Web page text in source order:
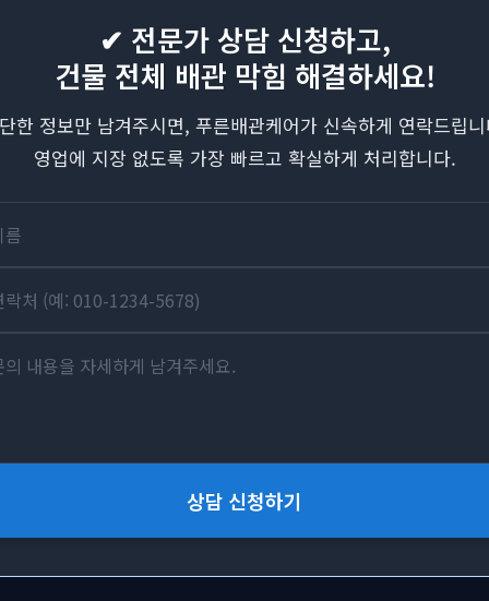
✔ 전문가 상담 신청하고,
건물 전체 배관 막힘 해결하세요!
한 정보만 남겨주시면, 푸른배관케어가 신속하게 연락드립
영업에 지장 없도록 가장 빠르고 확실하게 처리합니다.
상담 신청하기